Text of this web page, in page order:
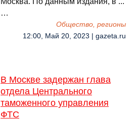
…
Общество, регионы
12:00, Май 20, 2023 | gazeta.ru
В Москве задержан глава
отдела Центрального
таможенного управления
ФТС